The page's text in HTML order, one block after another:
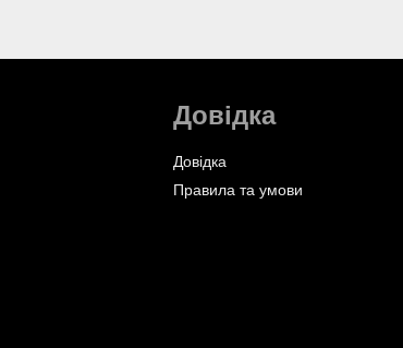
Довідка
Довідка
Правила та умови